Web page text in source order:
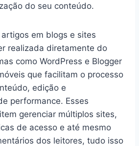
do seu conteúdo.
em blogs e sites
realizada diretamente do
como WordPress e Blogger
que facilitam o processo
edição e
performance. Esses
gerenciar múltiplos sites,
de acesso e até mesmo
dos leitores, tudo isso